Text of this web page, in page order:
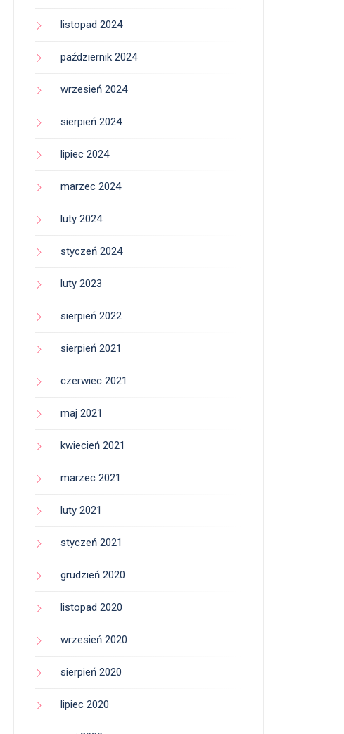
listopad 2024
październik 2024
wrzesień 2024
sierpień 2024
lipiec 2024
marzec 2024
luty 2024
styczeń 2024
luty 2023
sierpień 2022
sierpień 2021
czerwiec 2021
maj 2021
kwiecień 2021
marzec 2021
luty 2021
styczeń 2021
grudzień 2020
listopad 2020
wrzesień 2020
sierpień 2020
lipiec 2020